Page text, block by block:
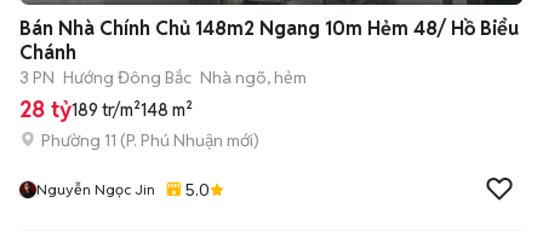
Bán Nhà Chính Chủ 148m2 Ngang 10m Hẻm 48/ Hồ Biểu
Chánh
3 PN Hướng Đông Bắc Nhà ngõ, hẻm
28 tỷ189 tr/m²148 m²
Phường 11 (P. Phú Nhuận mới)
Nguyễn Ngọc Jin 5.0